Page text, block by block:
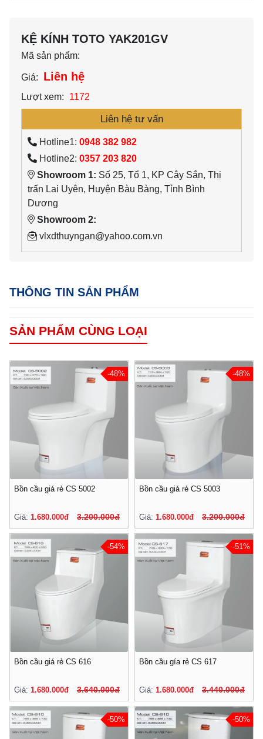
KỆ KÍNH TOTO YAK201GV
Mã sản phẩm:
Giá: Liên hệ
Lượt xem: 1172
Liên hệ tư vấn
Hotline1: 0948 382 982
Hotline2: 0357 203 820
Showroom 1: Số 25, Tổ 1, KP Cây Sắn, Thị
trấn Lai Uyên, Huyện Bàu Bàng, Tỉnh Bình
Dương
Showroom 2:
vlxdthuyngan@yahoo.com.vn
THÔNG TIN SẢN PHẨM
SẢN PHẨM CÙNG LOẠI
Bồn cầu giá rẻ CS 5002
Giá: 1.680.000đ 3.200.000đ
-48%
Bồn cầu giá rẻ CS 5003
Giá: 1.680.000đ 3.200.000đ
-48%
Bồn cầu giá rẻ CS 616
Giá: 1.680.000đ 3.640.000đ
-54%
Bồn cầu gía rẻ CS 617
Giá: 1.680.000đ 3.440.000đ
-51%
-50% -50%